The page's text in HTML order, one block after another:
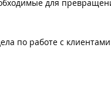
для
по работе с